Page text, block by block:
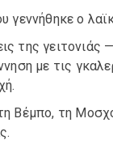
γεννήθηκε ο
της
με τις
Βέμπο, τη